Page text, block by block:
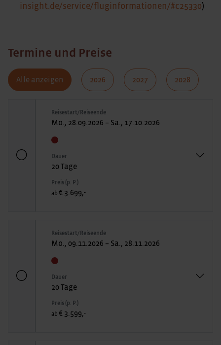
insight.de/service/fluginformationen/#c25330)
Termine und Preise
Alle anzeigen 2026 2027 2028
Reisestart/Reiseende
Mo., 28.09.2026 – Sa., 17.10.2026
Dauer
20 Tage
Preis (p. P.)
ab € 3.699,-
Reisestart/Reiseende
Mo., 09.11.2026 – Sa., 28.11.2026
Dauer
20 Tage
Preis (p. P.)
ab € 3.599,-